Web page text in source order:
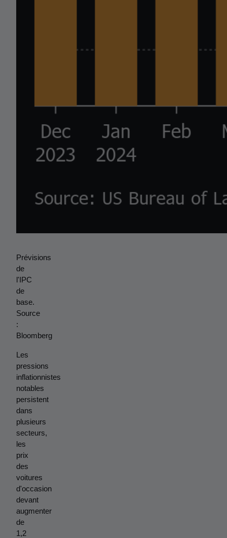
Prévisions
de
l'IPC
de
base.
Source
:
Bloomberg
Les
pressions
inflationnistes
notables
persistent
dans
plusieurs
secteurs,
les
prix
des
voitures
d'occasion
devant
augmenter
de
1,2